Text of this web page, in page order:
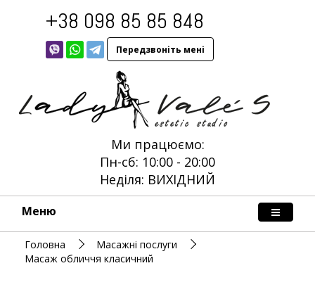
+38 098 85 85 848
Передзвоніть мені
Ми працюємо:
Пн-сб: 10:00 - 20:00
Неділя: ВИХІДНИЙ
Меню
Головна
Масажні послуги
Масаж обличчя класичний